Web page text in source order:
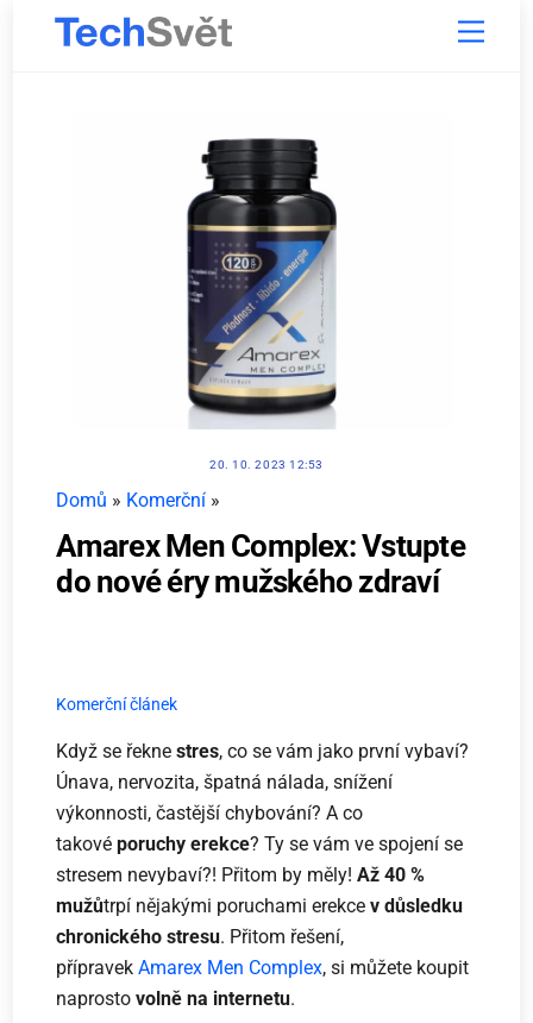
Menu
20. 10. 2023 12:53
Domů » Komerční »
Amarex Men Complex: Vstupte
do nové éry mužského zdraví
Komerční článek
Když se řeknestres, co se vám jako první vybaví?
Únava, nervozita, špatná nálada, snížení
výkonnosti, častější chybování? A co
takovéporuchy erekce? Ty se vám ve spojení se
stresem nevybaví?! Přitom by měly!Až 40 %
mužůtrpí nějakými poruchami erekcev důsledku
chronického stresu. Přitom řešení,
přípravekAmarex Men Complex, si můžete koupit
naprostovolně na internetu.